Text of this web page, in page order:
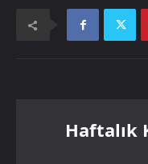
Haftalık